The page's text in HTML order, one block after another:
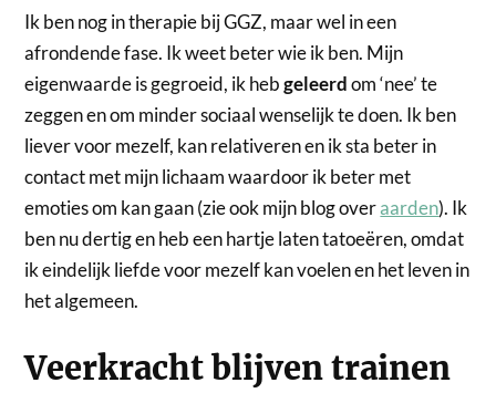
Ik ben nog in therapie bij GGZ, maar wel in een
afrondende fase. Ik weet beter wie ik ben. Mijn
eigenwaarde is gegroeid, ik hebgeleerdom ‘nee’ te
zeggen en om minder sociaal wenselijk te doen. Ik ben
liever voor mezelf, kan relativeren en ik sta beter in
contact met mijn lichaam waardoor ik beter met
emoties om kan gaan (zie ook mijn blog overaarden). Ik
ben nu dertig en heb een hartje laten tatoeëren, omdat
ik eindelijk liefde voor mezelf kan voelen en het leven in
het algemeen.
Veerkracht blijven trainen